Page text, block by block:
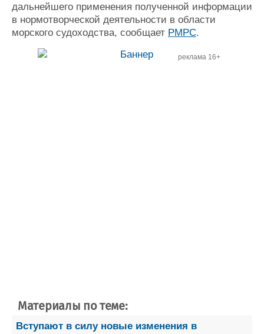
дальнейшего применения полученной информации
в нормотворческой деятельности в области
морского судоходства, сообщает РМРС.
реклама 16+
Материалы по теме:
Вступают в силу новые изменения в